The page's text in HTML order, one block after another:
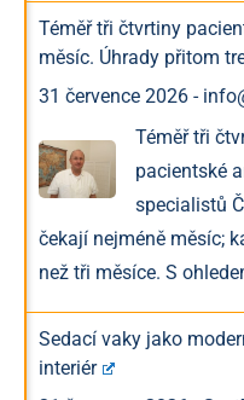
Téměř tři čtvrtiny
měsíc. Úhrady přitom
31 července 2026 -
Téměř tři
pacientské
specialistů
čekají nejméně měsíc;
než tři měsíce. S
Sedací vaky jako
interiér